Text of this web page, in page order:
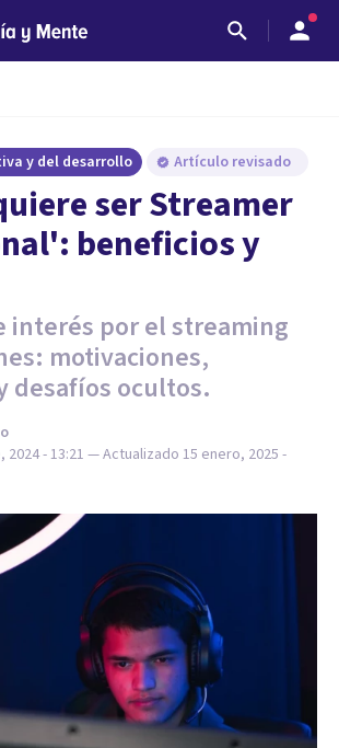
y del desarrollo Artículo revisado
ser Streamer
beneficios y
interés por el streaming
motivaciones,
desafíos ocultos.
- 13:21— Actualizado 15 enero, 2025 -